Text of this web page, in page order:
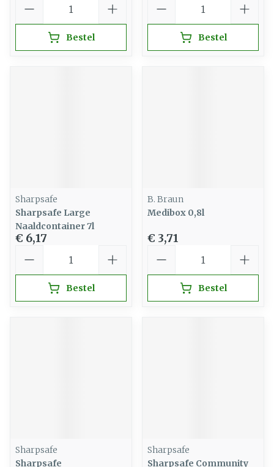
Bestel Bestel
Sharpsafe
Sharpsafe Large
Naaldcontainer 7l
€ 6,17
Bestel
B. Braun
Medibox 0,8l
€ 3,71
Bestel
Sharpsafe
Sharpsafe
Sharpsafe
Sharpsafe Community